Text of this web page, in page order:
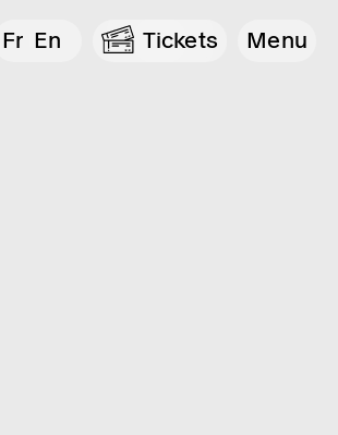
Fr En Tickets Menu